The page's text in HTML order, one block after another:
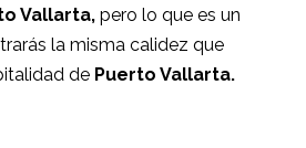
Vallarta, pero lo que es un
la misma calidez que
de Puerto Vallarta.